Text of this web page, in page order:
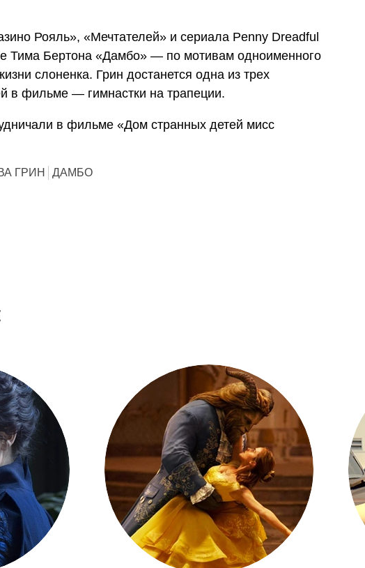
Рояль», «Мечтателей» и сериала Penny Dreadful
Тима Бертона «Дамбо» — по мотивам одноименного
слоненка. Грин достанется одна из трех
в фильме — гимнастки на трапеции.
в фильме «Дом странных детей мисс
ГРИН ДАМБО